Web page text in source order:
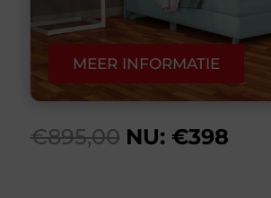
MEER INFORMATIE
€895,00 NU: €398